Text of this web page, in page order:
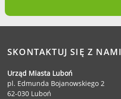
SKONTAKTUJ SIĘ Z NAMI
Urząd Miasta Luboń
pl. Edmunda Bojanowskiego 2
62-030 Luboń